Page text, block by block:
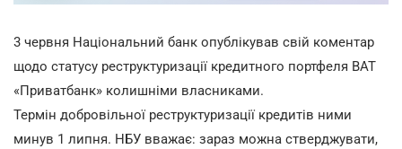
3 червня Національний банк опублікував свій коментар
щодо статусу реструктуризації кредитного портфеля ВАТ
«Приватбанк» колишніми власниками.
Термін добровільної реструктуризації кредитів ними
минув 1 липня. НБУ вважає: зараз можна стверджувати,